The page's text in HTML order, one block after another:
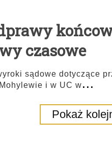
czasowe
sądowe dotyczące
i w UC w...
Pokaż